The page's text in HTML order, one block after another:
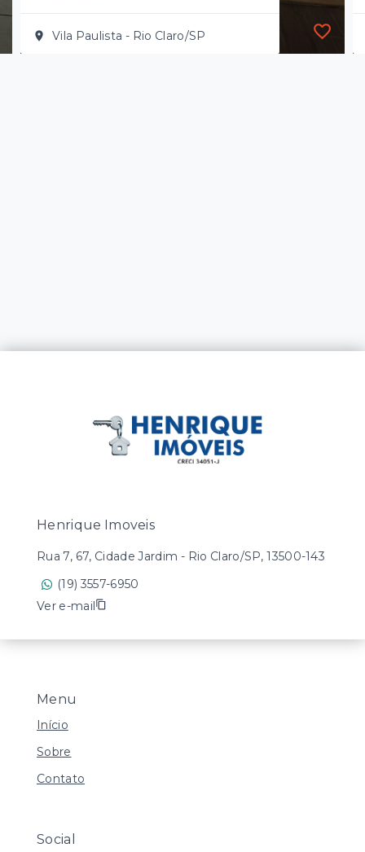
Vila Paulista - Rio Claro/SP
Menu
Início
Sobre
Contato
Social
Henrique Imoveis
Rua 7, 67, Cidade Jardim - Rio Claro/SP, 13500-143
(19) 3557-6950
Ver e-mail